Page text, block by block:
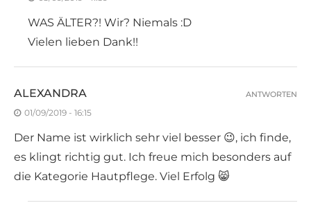
WAS ÄLTER?! Wir? Niemals :D
Vielen lieben Dank!!
ALEXANDRA
01/09/2019 - 16:15
Der Name ist wirklich sehr viel besser 😉, ich finde,
es klingt richtig gut. Ich freue mich besonders auf
die Kategorie Hautpflege. Viel Erfolg 😸
ANTWORTEN